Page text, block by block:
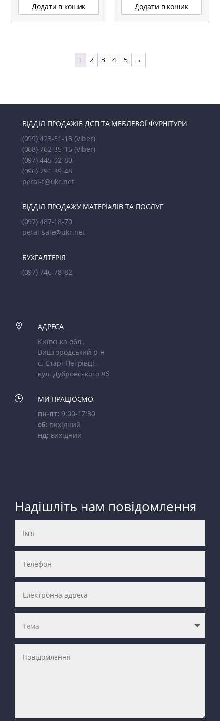
Додати в кошик Додати в кошик
1 2 3 4 5 →
ВІДДІЛ ПРОДАЖІВ ДСП ТА МЕБЛЕВОЇ ФУРНІТУРИ
(099) 423-51-13 (Viber)
(068) 762-85-15 (Viber)
(097) 445-02-80
(096) 791-89-48
peral-f@ukr.net
ВІДДІЛ ПРОДАЖУ МАТЕРІАЛІВ ТА ПОСЛУГ
(097) 487-18-70
peral-sale@ukr.net
БУХГАЛТЕРІЯ
(097) 746-78-82

АДРЕСА
Київська обл.,
Вишгородський р-н
с. Старі Петрівці,
вул. Дубровського 8б

МИ ПРАЦЮЄМО
пн-пт: 9:00-17:30
сб: вихідний
нд: вихідний
Надішліть нам повідомлення